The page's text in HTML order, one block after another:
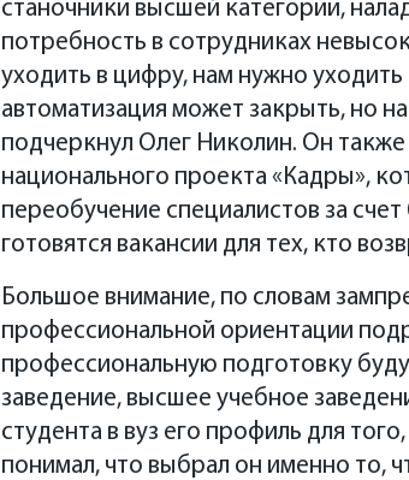
станочники высшей категории,
потребность в сотрудниках
уходить в цифру, нам нужно
автоматизация может закрыть, но
подчеркнул Олег Николин. Он
национального проекта «Кадры»,
переобучение специалистов за
готовятся вакансии для тех, кто
Большое внимание, по словам
профессиональной ориентации
профессиональную подготовку
заведение, высшее учебное
студента в вуз его профиль для
понимал, что выбрал он именно то,